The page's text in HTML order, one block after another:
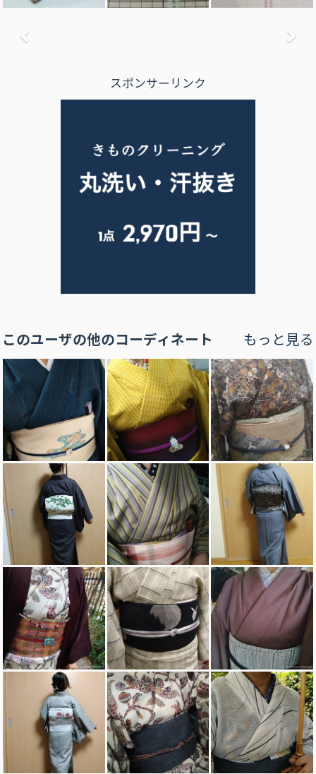
スポンサーリンク
このユーザの他のコーディネート もっと見る